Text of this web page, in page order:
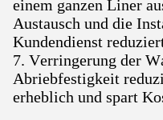
einem ganzen Liner
Austausch und die
Kundendienst
7. Verringerung der
Abriebfestigkeit
erheblich und spart